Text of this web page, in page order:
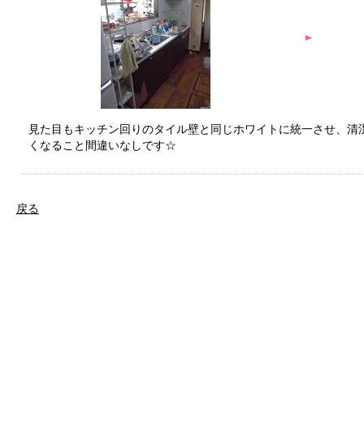
見た目もキッチン回りのタイル壁と同じホワイトに統一させ、
くなること間違いなしです☆
戻る